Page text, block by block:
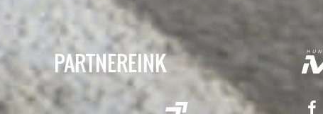
PARTNEREINK H U N